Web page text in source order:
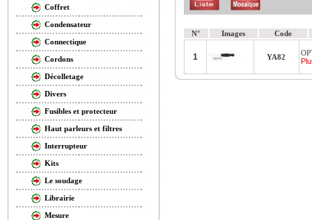
Coffret
Condensateur
Connectique
Cordons
Décolletage
Divers
Fusibles et protecteur
Haut parleurs et filtres
Interrupteur
Kits
Le soudage
Librairie
Mesure
N° Images Code
1 YA82